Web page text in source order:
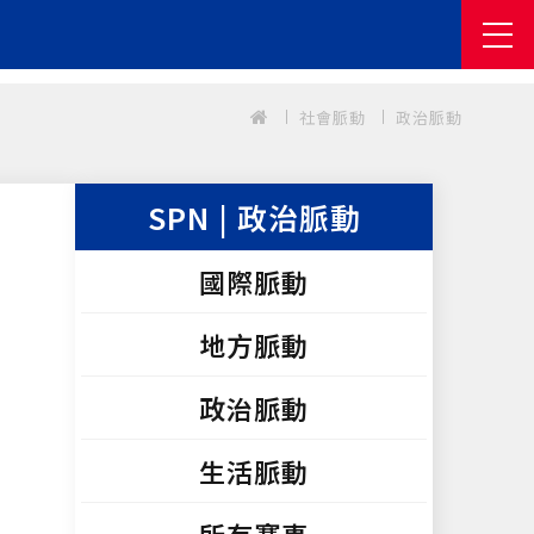
社會脈動 政治脈動
SPN | 政治脈動
國際脈動
地方脈動
政治脈動
生活脈動